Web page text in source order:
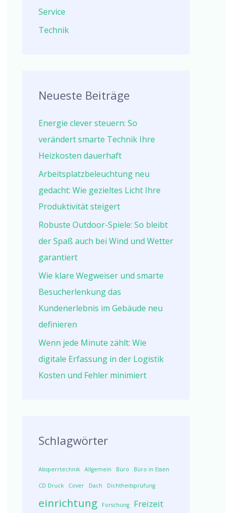
Service
Technik
Neueste Beiträge
Energie clever steuern: So
verändert smarte Technik Ihre
Heizkosten dauerhaft
Arbeitsplatzbeleuchtung neu
gedacht: Wie gezieltes Licht Ihre
Produktivität steigert
Robuste Outdoor-Spiele: So bleibt
der Spaß auch bei Wind und Wetter
garantiert
Wie klare Wegweiser und smarte
Besucherlenkung das
Kundenerlebnis im Gebäude neu
definieren
Wenn jede Minute zählt: Wie
digitale Erfassung in der Logistik
Kosten und Fehler minimiert
Schlagwörter
Absperrtechnik Allgemein Büro Büro in Essen
CD Druck Cover Dach Dichtheitsprüfung
einrichtung Forschung Freizeit